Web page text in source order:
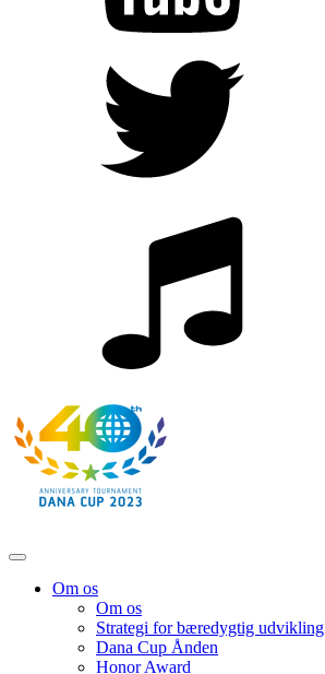
Om os
Om os
Strategi for bæredygtig udvikling
Dana Cup Ånden
Honor Award